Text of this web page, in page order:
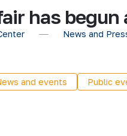
has begun
News and
and events Public